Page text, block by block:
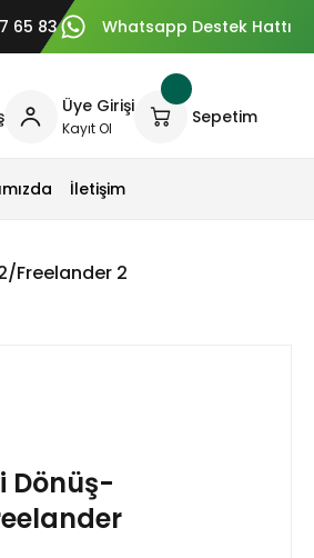
65 83 Whatsapp Destek Hattı
Üye Girişi
Kayıt Ol
Sepetim
İletişim
Freelander 2
Dönüş-